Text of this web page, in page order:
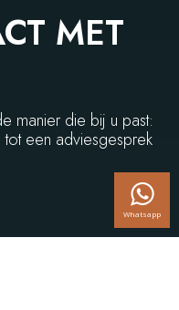
MET
manier die bij u past:
tot een adviesgesprek
Whatsapp